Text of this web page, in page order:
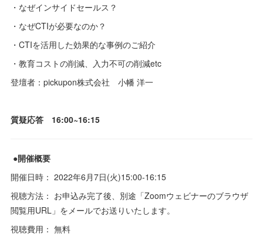
・なぜインサイドセールス？
・なぜCTIが必要なのか？
・CTIを活用した効果的な事例のご紹介
・教育コストの削減、入力不可の削減etc
登壇者：pickupon株式会社 小幡 洋一
質疑応答 ​16:00~16:15
​●開催概要
開催日時： 2022年6月7日(火)15:00-16:15
視聴方法： お申込み完了後、別途「Zoomウェビナーのブラウザ
閲覧用URL」をメールでお送りいたします。
視聴費用： 無料